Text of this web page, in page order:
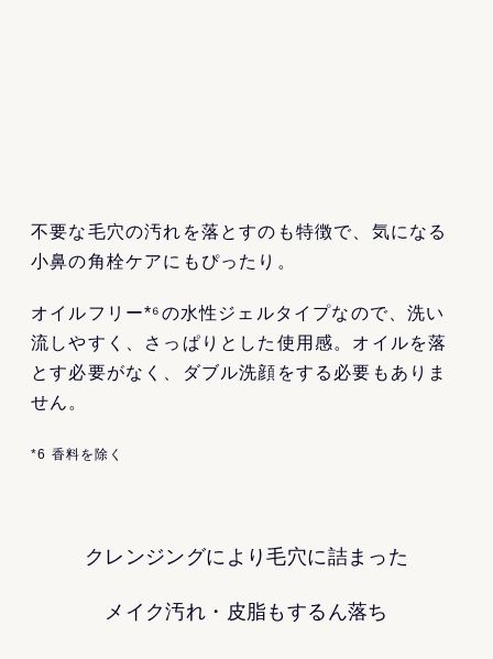
不要な毛穴の汚れを落とすのも特徴で、気になる
小鼻の角栓ケアにもぴったり。
オイルフリー*⁶の水性ジェルタイプなので、洗い
流しやすく、さっぱりとした使用感。オイルを落
とす必要がなく、ダブル洗顔をする必要もありま
せん。
*6 香料を除く
クレンジングにより毛穴に詰まった
メイク汚れ・皮脂もするん落ち